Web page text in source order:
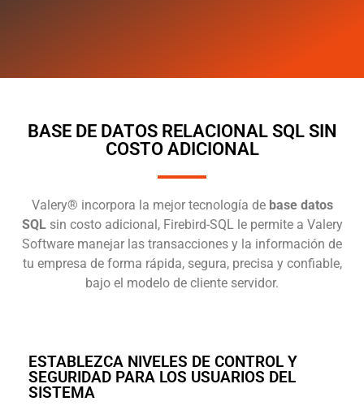
BASE DE DATOS RELACIONAL SQL SIN
COSTO ADICIONAL
Valery® incorpora la mejor tecnología de base datos
SQLsin costo adicional, Firebird-SQL le permite a Valery
Software manejar las transacciones y la información de
tu empresa de forma rápida, segura, precisa y confiable,
bajo el modelo de cliente servidor.
ESTABLEZCA NIVELES DE CONTROL Y
SEGURIDAD PARA LOS USUARIOS DEL
SISTEMA